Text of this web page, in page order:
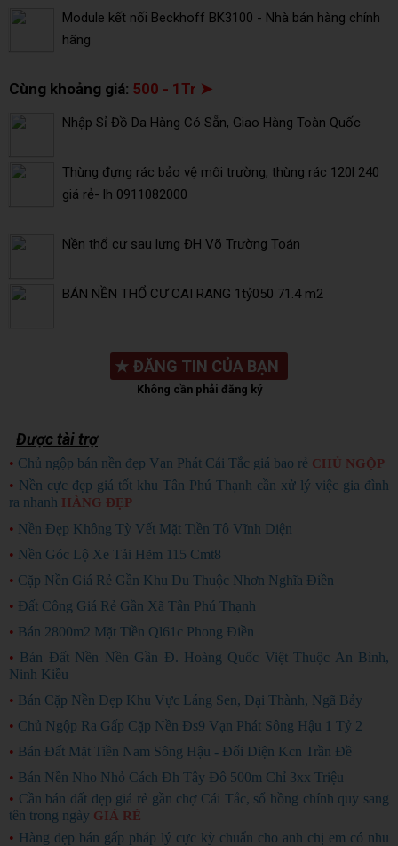
Module kết nối Beckhoff BK3100 - Nhà bán hàng chính
hãng
Cùng khoảng giá: 500 - 1Tr ➤
Nhập Sỉ Đồ Da Hàng Có Sẵn, Giao Hàng Toàn Quốc
Thùng đựng rác bảo vệ môi trường, thùng rác 120l 240
giá rẻ- lh 0911082000
Nền thổ cư sau lưng ĐH Võ Trường Toán
BÁN NỀN THỔ CƯ CAI RANG 1tỷ050 71.4 m2
★ ĐĂNG TIN CỦA BẠN
Không cần phải đăng ký
Được tài trợ
• Chủ ngộp bán nền đẹp Vạn Phát Cái Tắc giá bao rẻ CHỦ NGỘP
• Nền cực đẹp giá tốt khu Tân Phú Thạnh cần xử lý việc gia đình
ra nhanh HÀNG ĐẸP
• Nền Đẹp Không Tỳ Vết Mặt Tiền Tô Vĩnh Diện
• Nền Góc Lộ Xe Tải Hẽm 115 Cmt8
• Cặp Nền Giá Rẻ Gần Khu Du Thuộc Nhơn Nghĩa Điền
• Đất Công Giá Rẻ Gần Xã Tân Phú Thạnh
• Bán 2800m2 Mặt Tiền Ql61c Phong Điền
• Bán Đất Nền Nền Gần Đ. Hoàng Quốc Việt Thuộc An Bình,
Ninh Kiều
• Bán Cặp Nền Đẹp Khu Vực Láng Sen, Đại Thành, Ngã Bảy
• Chủ Ngộp Ra Gấp Cặp Nền Đs9 Vạn Phát Sông Hậu 1 Tỷ 2
• Bán Đất Mặt Tiền Nam Sông Hậu - Đối Diện Kcn Trần Đề
• Bán Nền Nho Nhỏ Cách Đh Tây Đô 500m Chỉ 3xx Triệu
• Cần bán đất đẹp giá rẻ gần chợ Cái Tắc, sổ hồng chính quy sang
tên trong ngày GIÁ RẺ
• Hàng đẹp bán gấp pháp lý cực kỳ chuẩn cho anh chị em có nhu